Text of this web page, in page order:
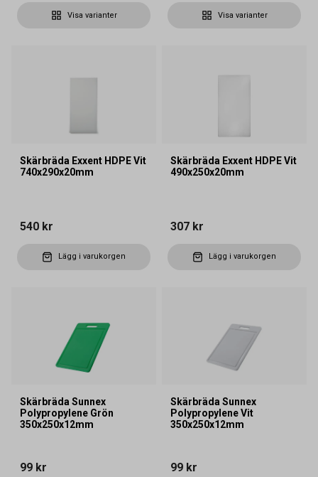
Visa varianter Visa varianter
Skärbräda Exxent HDPE Vit
740x290x20mm
540 kr
Lägg i varukorgen
Skärbräda Exxent HDPE Vit
490x250x20mm
307 kr
Lägg i varukorgen
Skärbräda Sunnex
Polypropylene Grön
350x250x12mm
99 kr
Skärbräda Sunnex
Polypropylene Vit
350x250x12mm
99 kr